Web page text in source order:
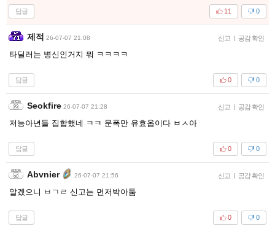
답글 0
11
제적 26-07-07 21:08 신고 | 공감 확인
타딜러는 병신인거지 뭐 ㅋㅋㅋㅋ
답글 0
0
Seokfire 26-07-07 21:28 신고 | 공감 확인
저능아년들 집합했네 ㅋㅋ 문폭만 유효옵이다 ㅂㅅ아
답글 0
0
Abvnier 26-07-07 21:56 신고 | 공감 확인
알겠으니 ㅂㄱㄹ 신고는 먼저박아둠
답글 0
0